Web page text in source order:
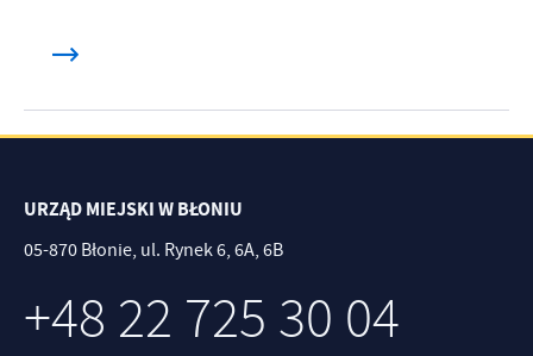
URZĄD MIEJSKI W BŁONIU
05-870 Błonie, ul. Rynek 6, 6A, 6B
+48 22 725 30 04